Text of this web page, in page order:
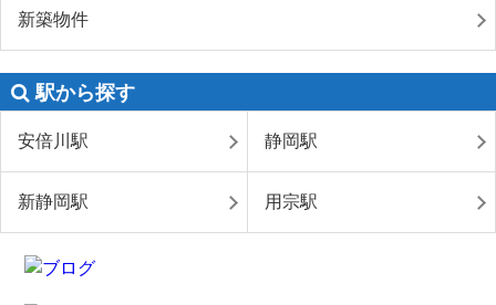
新築物件
駅から探す
安倍川駅 静岡駅
新静岡駅 用宗駅